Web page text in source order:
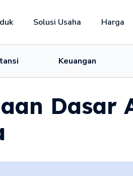
Solusi Usaha Harga
Keuangan